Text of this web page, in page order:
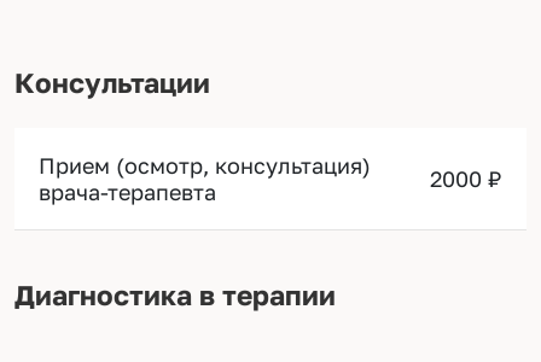
Консультации
Прием (осмотр, консультация)
врача-терапевта
2000 ₽
Диагностика в терапии